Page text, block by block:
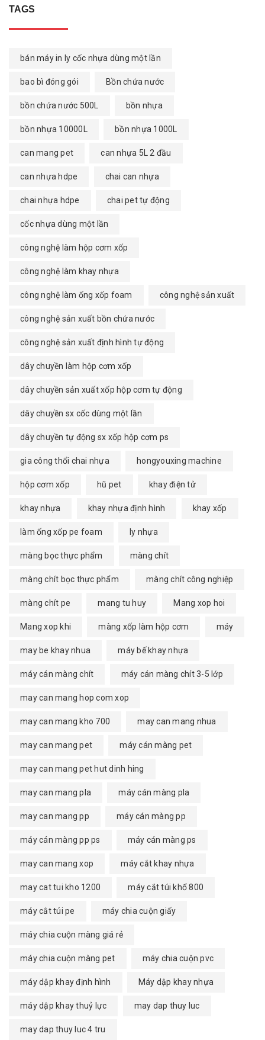
TAGS
bán máy in ly cốc nhựa dùng một lần
bao bì đóng gói Bồn chứa nước
bồn chứa nước 500L bồn nhựa
bồn nhựa 10000L bồn nhựa 1000L
can mang pet can nhựa 5L 2 đầu
can nhựa hdpe chai can nhựa
chai nhựa hdpe chai pet tự động
cốc nhựa dùng một lần
công nghệ làm hộp cơm xốp
công nghệ làm khay nhựa
công nghệ làm ống xốp foam công nghệ sản xuất
công nghệ sản xuất bồn chứa nước
công nghệ sản xuất định hình tự động
dây chuyền làm hộp cơm xốp
dây chuyền sản xuất xốp hộp cơm tự động
dây chuyền sx cốc dùng một lần
dây chuyền tự động sx xốp hộp cơm ps
gia công thổi chai nhựa hongyouxing machine
hộp cơm xốp hũ pet khay điện tử
khay nhựa khay nhựa định hình khay xốp
làm ống xốp pe foam ly nhựa
màng bọc thực phẩm màng chít
màng chít bọc thực phẩm màng chít công nghiệp
màng chít pe mang tu huy Mang xop hoi
Mang xop khi màng xốp làm hộp cơm máy
may be khay nhua máy bế khay nhựa
máy cán màng chít máy cán màng chít 3-5 lớp
may can mang hop com xop
may can mang kho 700 may can mang nhua
may can mang pet máy cán màng pet
may can mang pet hut dinh hing
may can mang pla máy cán màng pla
may can mang pp máy cán màng pp
máy cán màng pp ps máy cán màng ps
may can mang xop máy cắt khay nhựa
may cat tui kho 1200 máy cắt túi khổ 800
máy cắt túi pe máy chia cuộn giấy
máy chia cuộn màng giá rẻ
máy chia cuộn màng pet máy chia cuộn pvc
máy dập khay định hình Máy dập khay nhựa
máy dập khay thuỷ lực may dap thuy luc
may dap thuy luc 4 tru